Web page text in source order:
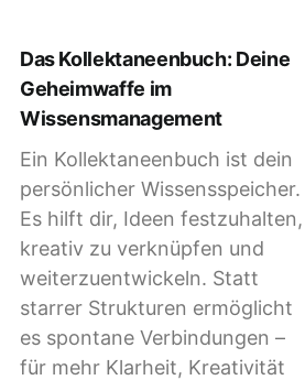
Das Kollektaneenbuch: Deine
Geheimwaffe im
Wissensmanagement
Ein Kollektaneenbuch ist dein
persönlicher Wissensspeicher.
Es hilft dir, Ideen festzuhalten,
kreativ zu verknüpfen und
weiterzuentwickeln. Statt
starrer Strukturen ermöglicht
es spontane Verbindungen –
für mehr Klarheit, Kreativität